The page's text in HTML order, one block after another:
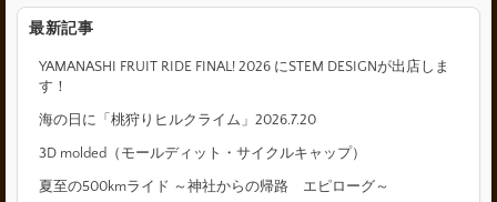
最新記事
YAMANASHI FRUIT RIDE FINAL! 2026 にSTEM DESIGNが出店しま
す！
海の日に「桃狩りヒルクライム」2026.7.20
3D molded（モールディット・サイクルキャップ）
夏至の500kmライド ～神社からの帰路 エピローグ～